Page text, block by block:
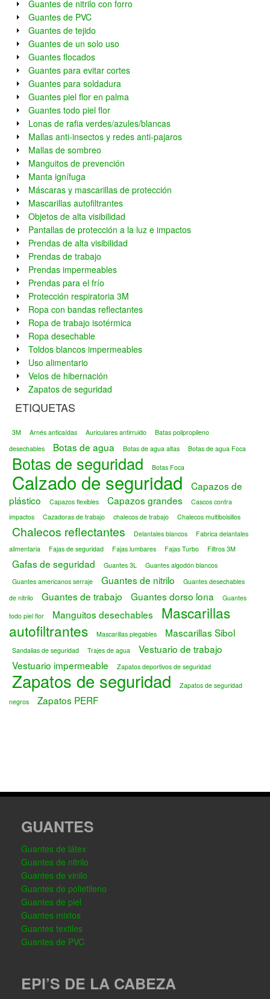
Guantes de nitrilo con forro
Guantes de PVC
Guantes de tejido
Guantes de un solo uso
Guantes flocados
Guantes para evitar cortes
Guantes para soldadura
Guantes piel flor en palma
Guantes todo piel flor
Lonas de rafia verdes/azules/blancas
Mallas anti-insectos y redes anti-pajaros
Mallas de sombreo
Manguitos de prevención
Manta ignífuga
Máscaras y mascarillas de protección
Mascarillas autofiltrantes
Objetos de alta visibilidad
Pantallas de protección a la luz e impactos
Prendas de alta visibilidad
Prendas de trabajo
Prendas impermeables
Prendas para el frío
Protección respiratoria 3M
Ropa con bandas reflectantes
Ropa de trabajo isotérmica
Ropa desechable
Toldos blancos impermeables
Uso alimentario
Velos de hibernación
Zapatos de seguridad
ETIQUETAS
3M Arnés anticaídas Auriculares antirruido
Batas polipropileno
desechables
Botas de agua Botas de agua altas Botas de agua Foca
Botas de seguridad Botas Foca
Calzado de seguridad
Capazos de
plástico
Capazos flexibles Capazos grandes
Cascos contra
impactos
Cazadoras de trabajo chalecos de trabajo Chalecos multibolsillos
Chalecos reflectantes Delantales blancos
Fabrica delantales
alimentaria
Fajas de seguridad Fajas lumbares Fajas Turbo Filtros 3M
Gafas de seguridad Guantes 3L
Guantes algodón blancos
Guantes americanos serraje
Guantes de nitrilo
Guantes desechables
de nitrilo
Guantes de trabajo Guantes dorso lona
Guantes
todo piel flor
Manguitos desechables
Mascarillas
autofiltrantes
Mascarillas plegables Mascarillas Sibol
Sandalias de seguridad Trajes de agua
Vestuario de trabajo
Vestuario impermeable
Zapatos deportivos de seguridad
Zapatos de seguridad
Zapatos de seguridad
negros
Zapatos PERF
GUANTES
Guantes de látex
Guantes de nitrilo
Guantes de vinilo
Guantes de polietileno
Guantes de piel
Guantes mixtos
Guantes textiles
Guantes de PVC
EPI’S DE LA CABEZA